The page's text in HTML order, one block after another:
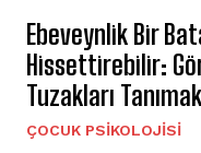
Ebeveynlik Bir
Hissettirebilir:
Tuzakları Tanımak
ÇOCUK PSIKOLOJISI